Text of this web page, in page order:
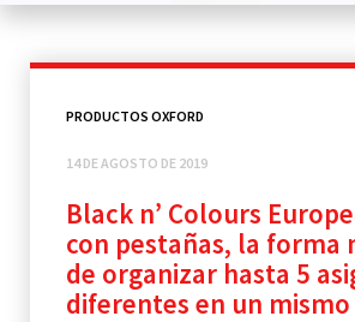
PRODUCTOS OXFORD
14 DE AGOSTO DE 2019
Black n’ Colours
con pestañas, la forma
de organizar hasta 5
diferentes en un